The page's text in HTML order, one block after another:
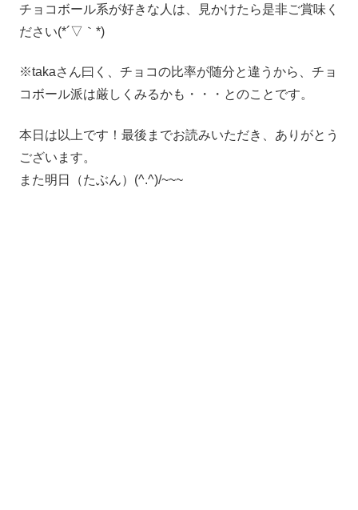
チョコボール系が好きな人は、見かけたら是非ご賞味く
ださい(*´▽｀*)
※takaさん曰く、チョコの比率が随分と違うから、チョ
コボール派は厳しくみるかも・・・とのことです。
本日は以上です！最後までお読みいただき、ありがとう
ございます。
また明日（たぶん）(^.^)/~~~